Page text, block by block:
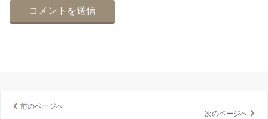
前のページへ
次のページへ